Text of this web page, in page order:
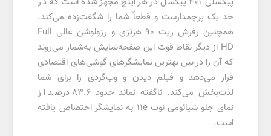
حد یک پرچمدارست و قطعاً شما را شگفت‌زده می‌کند.
همچنین رفرش ریت 90 هرتزی و رزولوشن عالی Full
HD از دیگر نقاط قوت این صفحه‌نمایش به‌شمار می‌روند
که آن را در بین بهترین نمایشگرهای گوشی‌های اقتصادی
قرار می‌دهد و فیلم دیدن و وب‌گردی را برای شما
لذت‌بخش می‌کند. ناگفته نماند حدود 83.6 درصد از
نمای جلو شیائومی نوت 11e به نمایشگر اختصاص یافته
است.